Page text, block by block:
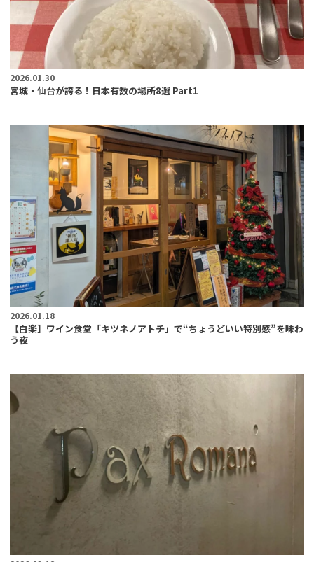
2026.01.30
宮城・仙台が誇る！日本有数の場所8選 Part1
2026.01.18
【白楽】ワイン食堂「キツネノアトチ」で“ちょうどいい特別感”を味わ
う夜